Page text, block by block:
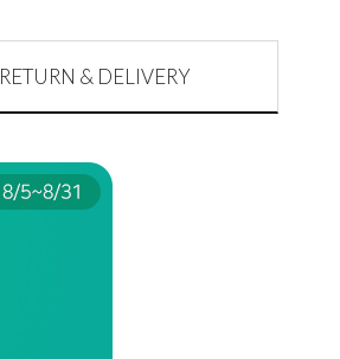
RETURN & DELIVERY